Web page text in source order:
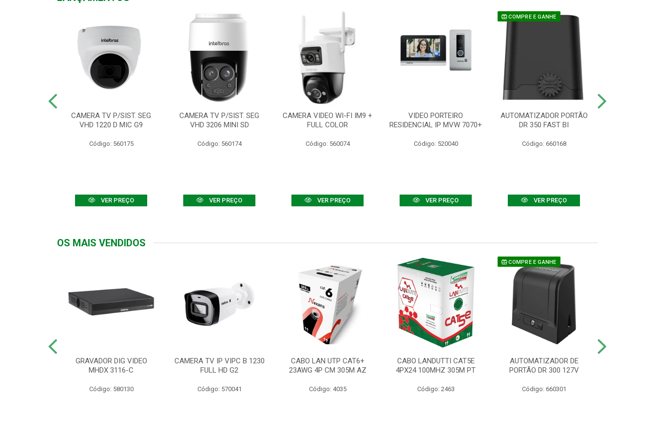
CAMERA TV P/SIST. SEG
VHD 1220 D MIC G9
Código: 560175
VER PREÇO
CAMERA TV P/SIST. SEG
VHD 3206 MINI SD
Código: 560174
VER PREÇO
CAMERA VIDEO WI-FI IM9 +
FULL COLOR
Código: 560074
VER PREÇO
VIDEO PORTEIRO
RESIDENCIAL IP MVW 7070+
Código: 520040
VER PREÇO
COMPRE E GANHE
AUTOMATIZADOR PORTÃO
DR 350 FAST BI
Código: 660168
VER PREÇO
OS MAIS VENDIDOS
GRAVADOR DIG VIDEO
MHDX 3116-C
Código: 580130
CAMERA TV IP VIPC B 1230
FULL HD G2
Código: 570041
CABO LAN UTP CAT6+
23AWG 4P CM 305M AZ
Código: 4035
CABO LANDUTTI CAT5E
4PX24 100MHZ 305M PT
Código: 2463
COMPRE E GANHE
AUTOMATIZADOR DE
PORTÃO DR 300 127V
Código: 660301